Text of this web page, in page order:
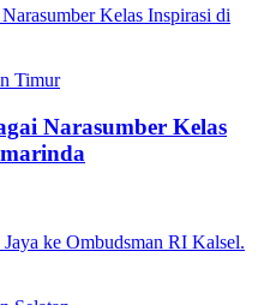
Timur
Narasumber Kelas